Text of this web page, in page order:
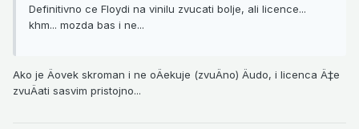
Definitivno ce Floydi na vinilu zvucati bolje, ali licence...
khm... mozda bas i ne...
Ako je Äovek skroman i ne oÄekuje (zvuÄno) Äudo, i licenca Ä‡e
zvuÄati sasvim pristojno...